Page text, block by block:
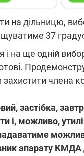
на дільницю,
37
і на ще одній
захистити члена
застібка,
і, можливо,
апарату